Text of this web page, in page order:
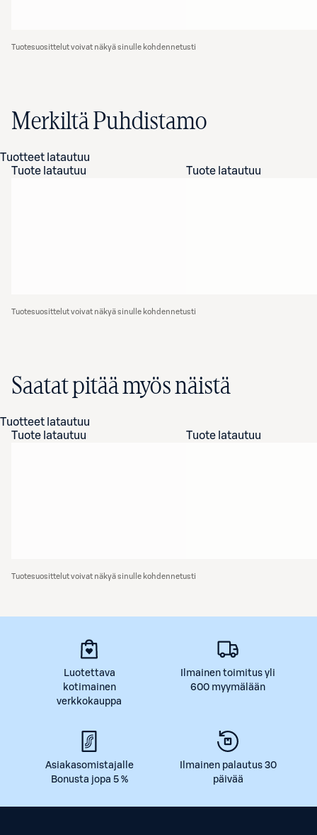
Tuotesuosittelut voivat näkyä sinulle kohdennetusti
Merkiltä Puhdistamo
Tuotteet latautuu
Tuote latautuu
Tuote latautuu
Tuotesuosittelut voivat näkyä sinulle kohdennetusti
Saatat pitää myös näistä
Tuotteet latautuu
Tuote latautuu
Tuote latautuu
Tuotesuosittelut voivat näkyä sinulle kohdennetusti
Luotettava
kotimainen
verkkokauppa
Ilmainen toimitus yli
600 myymälään
Asiakasomistajalle
Bonusta jopa 5 %
Ilmainen palautus 30
päivää